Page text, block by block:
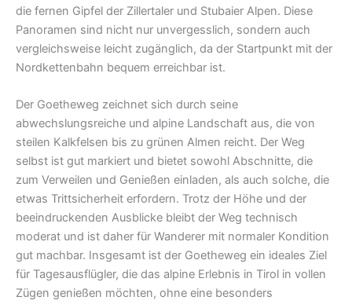
die fernen Gipfel der Zillertaler und Stubaier Alpen. Diese
Panoramen sind nicht nur unvergesslich, sondern auch
vergleichsweise leicht zugänglich, da der Startpunkt mit der
Nordkettenbahn bequem erreichbar ist.
Der Goetheweg zeichnet sich durch seine
abwechslungsreiche und alpine Landschaft aus, die von
steilen Kalkfelsen bis zu grünen Almen reicht. Der Weg
selbst ist gut markiert und bietet sowohl Abschnitte, die
zum Verweilen und Genießen einladen, als auch solche, die
etwas Trittsicherheit erfordern. Trotz der Höhe und der
beeindruckenden Ausblicke bleibt der Weg technisch
moderat und ist daher für Wanderer mit normaler Kondition
gut machbar. Insgesamt ist der Goetheweg ein ideales Ziel
für Tagesausflügler, die das alpine Erlebnis in Tirol in vollen
Zügen genießen möchten, ohne eine besonders